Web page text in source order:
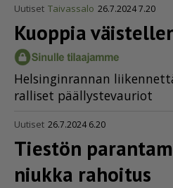
Uutiset Taivassalo 26.7.2024 7.20
Kuoppia
Hel­sin­gin­ran­nan
ral­li­set pääl­lys­te­vau­ri­ot
Uutiset 26.7.2024 6.20
Tiestön
niukka rahoitus